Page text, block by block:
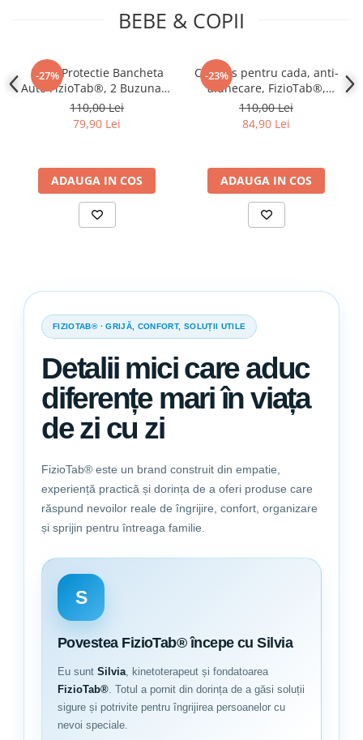
BEBE & COPII
-27%
Husa Protectie Bancheta
Auto FizioTab®, 2 Buzunare
de Depozitare,
Impermeabila, 120 X 48 cm,
Negru cu Fire Rosii
110,00 Lei
79,90 Lei
ADAUGA IN COS
-23%
Covoras pentru cada, anti-
alunecare, FizioTab®,
100x40 cm, Multicolor,
Delfin
110,00 Lei
84,90 Lei
ADAUGA IN COS
FIZIOTAB® · GRIJĂ, CONFORT, SOLUȚII UTILE
Detalii mici care aduc
diferențe mari în viața
de zi cu zi
FizioTab® este un brand construit din empatie,
experiență practică și dorința de a oferi produse care
răspund nevoilor reale de îngrijire, confort, organizare
și sprijin pentru întreaga familie.
S
Povestea FizioTab® începe cu Silvia
Eu sunt Silvia , kinetoterapeut și fondatoarea
FizioTab® . Totul a pornit din dorința de a găsi soluții
sigure și potrivite pentru îngrijirea persoanelor cu
nevoi speciale.